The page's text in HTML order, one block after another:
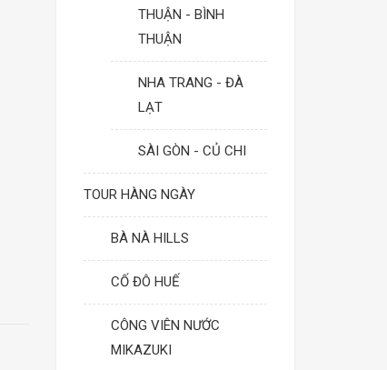
THUẬN - BÌNH
THUẬN
NHA TRANG - ĐÀ
LẠT
SÀI GÒN - CỦ CHI
TOUR HÀNG NGÀY
BÀ NÀ HILLS
CỐ ĐÔ HUẾ
CÔNG VIÊN NƯỚC
MIKAZUKI